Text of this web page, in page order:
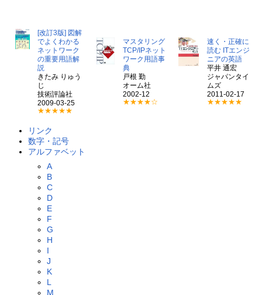
[改訂3版] 図解
でよくわかる
ネットワーク
の重要用語解
説
きたみ りゅう
じ
技術評論社
2009-03-25
★★★★★
マスタリング
TCP/IPネット
ワーク用語事
典
戸根 勤
オーム社
2002-12
★★★★☆
速く・正確に
読む ITエンジ
ニアの英語
平井 通宏
ジャパンタイ
ムズ
2011-02-17
★★★★★
リンク
数字・記号
アルファベット
A
B
C
D
E
F
G
H
I
J
K
L
M